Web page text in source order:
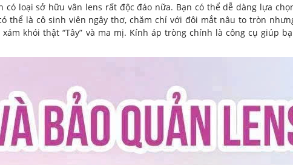
có loại sở hữu vân lens rất độc đáo nữa. Bạn có thể dễ dàng lựa
thể là cô sinh viên ngây thơ, chăm chỉ với đôi mắt nâu to tròn
khói thật “Tây” và ma mị. Kính áp tròng chính là công cụ giúp